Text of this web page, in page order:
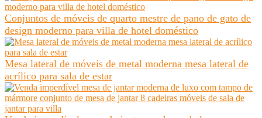
Conjuntos de móveis de quarto mestre de pano de gato de
design moderno para villa de hotel doméstico
Mesa lateral de móveis de metal moderna mesa lateral de
acrílico para sala de estar